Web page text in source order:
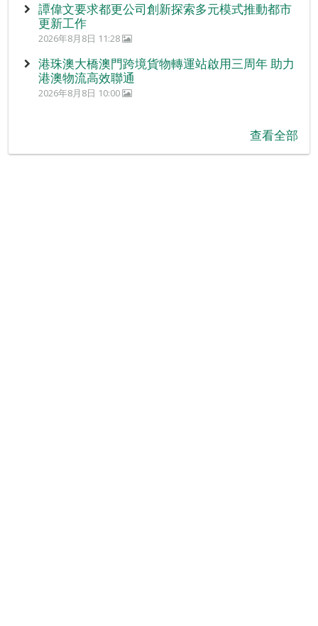
譚偉文要求都更公司創新探索多元模式推動都市
更新工作
2026年8月8日 11:28
港珠澳大橋澳門跨境貨物轉運站啟用三周年 助力
港澳物流高效聯通
2026年8月8日 10:00
查看全部